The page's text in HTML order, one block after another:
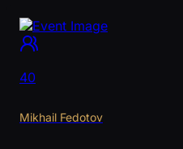
40
Mikhail Fedotov